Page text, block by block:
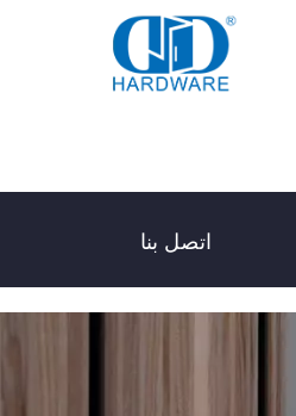
اتصل بنا